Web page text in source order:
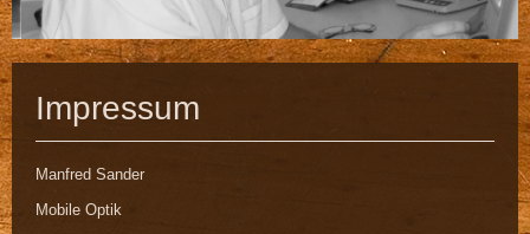
Impressum
Manfred Sander
Mobile Optik